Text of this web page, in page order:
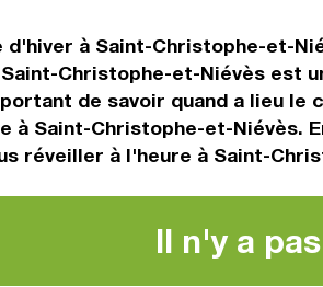
d'hiver à Saint-Christophe-et-
Christophe-et-Niévès est
de savoir quand a lieu le
à Saint-Christophe-et-Niévès.
réveiller à l'heure à Saint-
Il n'y a